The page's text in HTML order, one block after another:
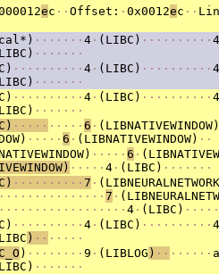
ec · · Offset: · 0x0012ec · ·
· · · · · · · 4 · (LIBC) · · · · · · · · · · 4
· · · · · · ·
· · · · · · · · · · 4 · (LIBC) · · · · · · · · · · 4
· · · · · · ·
· · · · · · · · · · 4 · (LIBC) · · · · · · · · · · 4
· · · · · · ·
C) · · · · · · · · · · 6 · (LIBNATIVEWINDOW)
· · · · · 6 · (LIBNATIVEWINDOW) · ·
· · · · · 6 ·
WINDOW) · · · · · 4 · (LIBC) · · · · · · ·
· · · · · · · · · · 7 ·
· · · · · · · · · · · · · · · 7 ·
· · · · · · · · · · · · · · · · · · 4 · (LIBC) · · · · ·
· · · · · · · · · · 4 · (LIBC) · · · · · · · · · · 4
) · · · · · · ·
C_O ) · · · · · · · · 9 · (LIBLOG ) · · · · · · · · a
· · · · · · ·